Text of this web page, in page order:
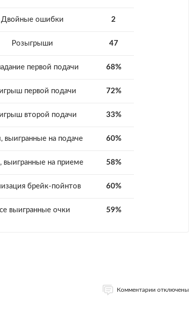
Двойные ошибки 2
Розыгрыши 47
первой подачи 68%
первой подачи 72%
второй подачи 33%
выигранные на подаче 60%
выигранные на приеме 58%
брейк-пойнтов 60%
выигранные очки 59%
Комментарии отключены